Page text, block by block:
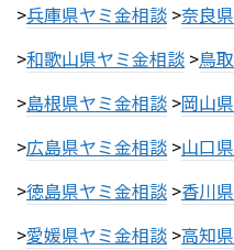
>兵庫県ヤミ金相談 >奈良
>和歌山県ヤミ金相談 >鳥
>島根県ヤミ金相談 >岡山
>広島県ヤミ金相談 >山口
>徳島県ヤミ金相談 >香川
>愛媛県ヤミ金相談 >高知